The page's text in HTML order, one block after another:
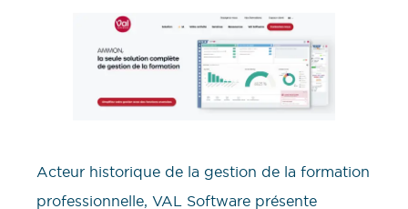
Acteur historique de la gestion de la formation
professionnelle, VAL Software présente